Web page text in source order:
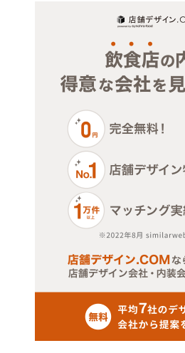
ジム・教室・スタジオ
その他サービス・その他